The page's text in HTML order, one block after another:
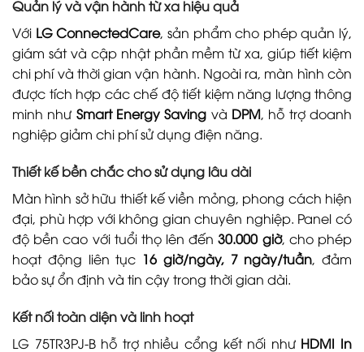
Quản lý và vận hành từ xa hiệu quả
Với LG ConnectedCare, sản phẩm cho phép quản lý,
giám sát và cập nhật phần mềm từ xa, giúp tiết kiệm
chi phí và thời gian vận hành. Ngoài ra, màn hình còn
được tích hợp các chế độ tiết kiệm năng lượng thông
minh như Smart Energy Saving và DPM, hỗ trợ doanh
nghiệp giảm chi phí sử dụng điện năng.
Thiết kế bền chắc cho sử dụng lâu dài
Màn hình sở hữu thiết kế viền mỏng, phong cách hiện
đại, phù hợp với không gian chuyên nghiệp. Panel có
độ bền cao với tuổi thọ lên đến30.000 giờ, cho phép
hoạt động liên tục 16 giờ/ngày, 7 ngày/tuần, đảm
bảo sự ổn định và tin cậy trong thời gian dài.
Kết nối toàn diện và linh hoạt
LG 75TR3PJ-B hỗ trợ nhiều cổng kết nối như HDMI In